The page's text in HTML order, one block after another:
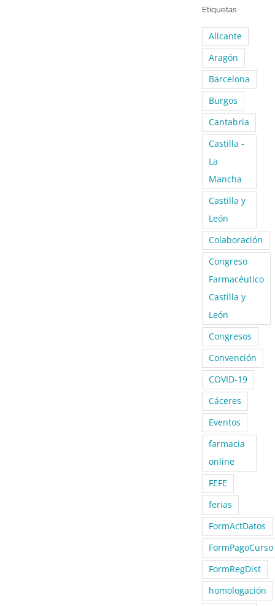
Etiquetas
Alicante
Aragón
Barcelona
Burgos
Cantabria
Castilla -
La
Mancha
Castilla y
León
Colaboración
Congreso
Farmacéutico
Castilla y
León
Congresos
Convención
COVID-19
Cáceres
Eventos
farmacia
online
FEFE
ferias
FormActDatos
FormPagoCurso
FormRegDist
homologación